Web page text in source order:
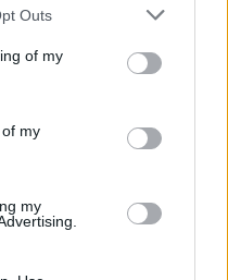
one or more Google
You may click to
its third-party tags to
in below Google
Outs
of my
my
my